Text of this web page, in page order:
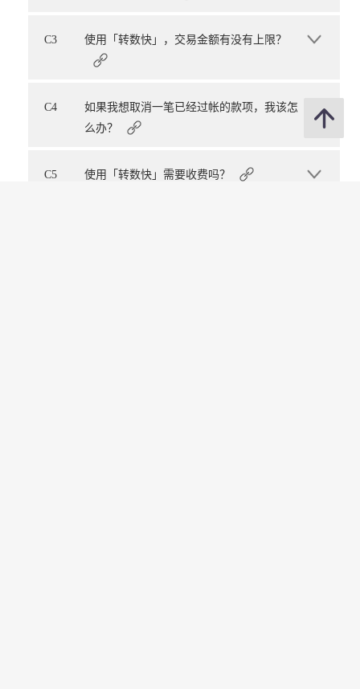
C3 使用「转数快」，交易金额有没有上限？
C4
如果我想取消一笔已经过帐的款项，我该怎
么办？
C5 使用「转数快」需要收费吗？